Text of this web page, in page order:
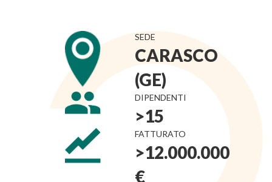
SEDE
CARASCO
(GE)
DIPENDENTI
>15
FATTURATO
>12.000.000
€